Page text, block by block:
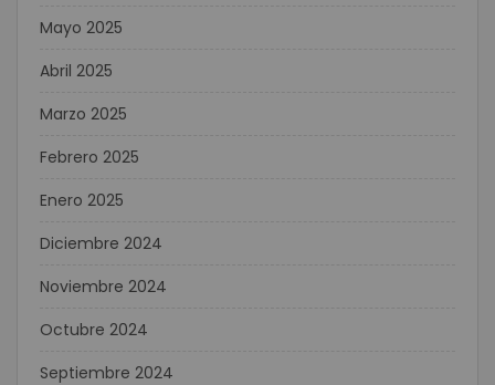
Mayo 2025
Abril 2025
Marzo 2025
Febrero 2025
Enero 2025
Diciembre 2024
Noviembre 2024
Octubre 2024
Septiembre 2024